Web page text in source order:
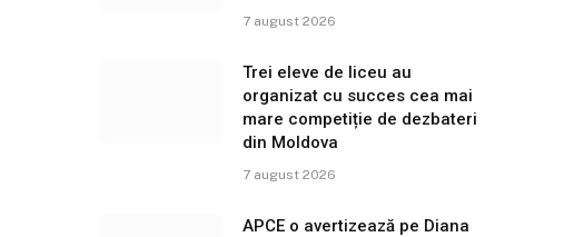
7 august 2026
Trei eleve de liceu au
organizat cu succes cea mai
mare competiție de dezbateri
din Moldova
7 august 2026
APCE o avertizează pe Diana